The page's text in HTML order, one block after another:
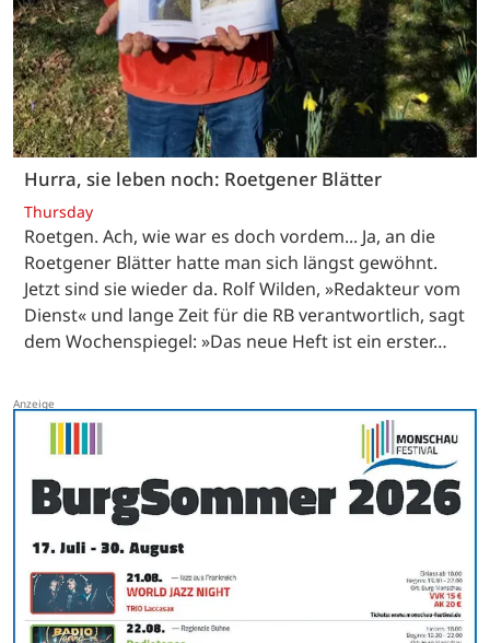
Hurra, sie leben noch: Roetgener Blätter
Thursday
Roetgen. Ach, wie war es doch vordem... Ja, an die
Roetgener Blätter hatte man sich längst gewöhnt.
Jetzt sind sie wieder da. Rolf Wilden, »Redakteur vom
Dienst« und lange Zeit für die RB verantwortlich, sagt
dem Wochenspiegel: »Das neue Heft ist ein erster…